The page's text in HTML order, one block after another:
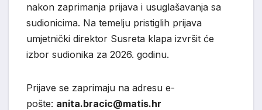
nakon zaprimanja prijava i usuglašavanja sa
sudionicima. Na temelju pristiglih prijava
umjetnički direktor Susreta klapa izvršit će
izbor sudionika za 2026. godinu.
Prijave se zaprimaju na adresu e-
pošte: anita.bracic@matis.hr